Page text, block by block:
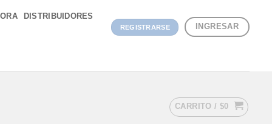
DISTRIBUIDORES
REGISTRARSE INGRESAR
CARRITO / $0